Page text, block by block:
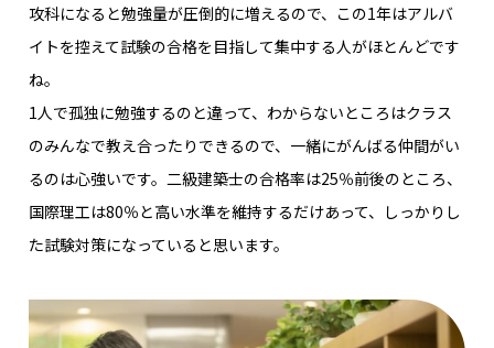
攻科になると勉強量が圧倒的に増えるので、この1年はアルバ
イトを控えて試験の合格を目指して集中する人がほとんどです
ね。
1人で孤独に勉強するのと違って、わからないところはクラス
のみんなで教え合ったりできるので、一緒にがんばる仲間がい
るのは心強いです。二級建築士の合格率は25％前後のところ、
国際理工は80％と高い水準を維持するだけあって、しっかりし
た試験対策になっていると思います。